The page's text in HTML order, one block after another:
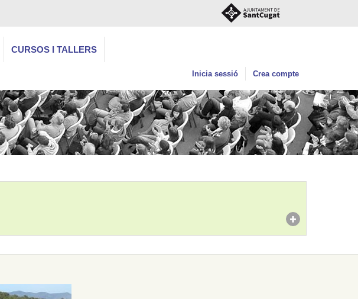
CURSOS I TALLERS
Inicia sessió Crea compte